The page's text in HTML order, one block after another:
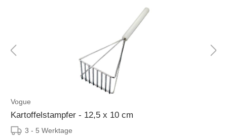
Vogue
Kartoffelstampfer - 12,5 x 10 cm
3 - 5 Werktage